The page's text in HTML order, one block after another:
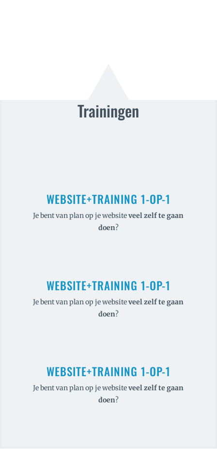
Trainingen
WEBSITE+TRAINING 1-OP-1
Je bent van plan op je websiteveelzelf te gaan
doen?
WEBSITE+TRAINING 1-OP-1
Je bent van plan op je websiteveelzelf te gaan
doen?
WEBSITE+TRAINING 1-OP-1
Je bent van plan op je websiteveelzelf te gaan
doen?